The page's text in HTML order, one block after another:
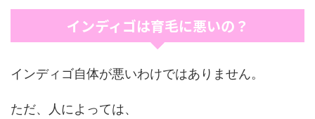
インディゴは育毛に悪いの？
インディゴ自体が悪いわけではありません。
ただ、人によっては、